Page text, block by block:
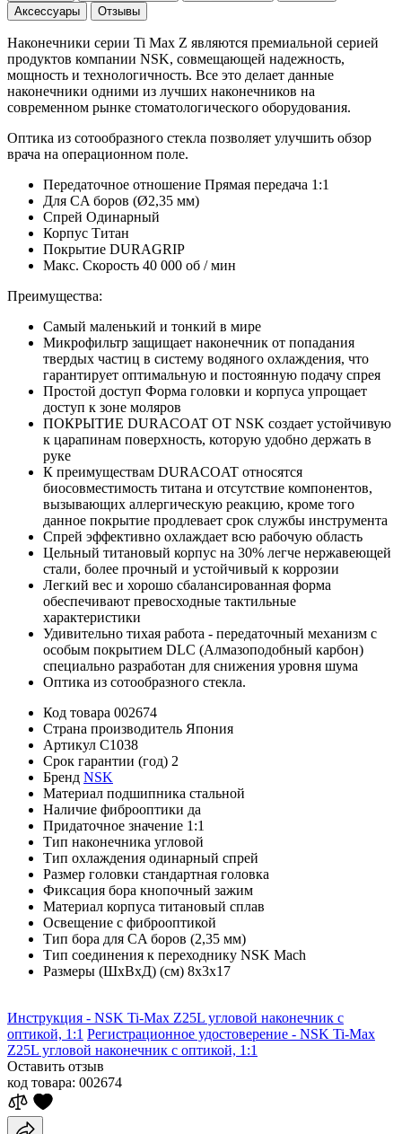
Аксессуары
Отзывы
Наконечники серии Ti Max Z являются премиальной серией
продуктов компании NSK, совмещающей надежность,
мощность и технологичность. Все это делает данные
наконечники одними из лучших наконечников на
современном рынке стоматологического оборудования.
Оптика из сотообразного стекла позволяет улучшить обзор
врача на операционном поле.
Передаточное отношение Прямая передача 1:1
Для CA боров (Ø2,35 мм)
Спрей Одинарный
Корпус Титан
Покрытие DURAGRIP
Макс. Скорость 40 000 об / мин
Преимущества:
Самый маленький и тонкий в мире
Микрофильтр защищает наконечник от попадания
твердых частиц в систему водяного охлаждения, что
гарантирует оптимальную и постоянную подачу спрея
Простой доступ Форма головки и корпуса упрощает
доступ к зоне моляров
ПОКРЫТИЕ DURACOAT ОТ NSK создает устойчивую
к царапинам поверхность, которую удобно держать в
руке
К преимуществам DURACOAT относятся
биосовместимость титана и отсутствие компонентов,
вызывающих аллергическую реакцию, кроме того
данное покрытие продлевает срок службы инструмента
Cпрей эффективно охлаждает всю рабочую область
Цельный титановый корпус на 30% легче нержавеющей
стали, более прочный и устойчивый к коррозии
Легкий вес и хорошо сбалансированная форма
обеспечивают превосходные тактильные
характеристики
Удивительно тихая работа - передаточный механизм с
особым покрытием DLC (Алмазоподобный карбон)
специально разработан для снижения уровня шума
Оптика из сотообразного стекла.
Код товара 002674
Страна производитель Япония
Артикул C1038
Срок гарантии (год) 2
Бренд NSK
Материал подшипника стальной
Наличие фиброоптики да
Придаточное значение 1:1
Тип наконечника угловой
Тип охлаждения одинарный спрей
Размер головки стандартная головка
Фиксация бора кнопочный зажим
Материал корпуса титановый сплав
Освещение с фиброоптикой
Тип бора для CA боров (2,35 мм)
Тип соединения к переходнику NSK Mach
Размеры (ШхВхД) (см) 8х3х17
Инструкция - NSK Ti-Max Z25L угловой наконечник с
оптикой, 1:1 Регистрационное удостоверение - NSK Ti-Max
Z25L угловой наконечник с оптикой, 1:1
Оставить отзыв
код товара: 002674